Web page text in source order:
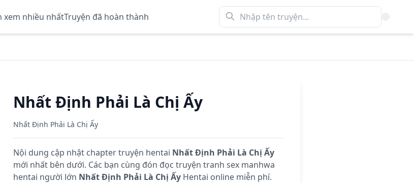
xem nhiều nhấtTruyện đã hoàn thành
Nhất Định Phải Là Chị Ấy
Nhất Định Phải Là Chị Ấy
Nội dung cập nhật chapter truyện hentai Nhất Định Phải Là Chị Ấy
mới nhất bên dưới. Các bạn cùng đón đọc truyện tranh sex manhwa
hentai người lớn Nhất Định Phải Là Chị ẤyHentai online miễn phí.